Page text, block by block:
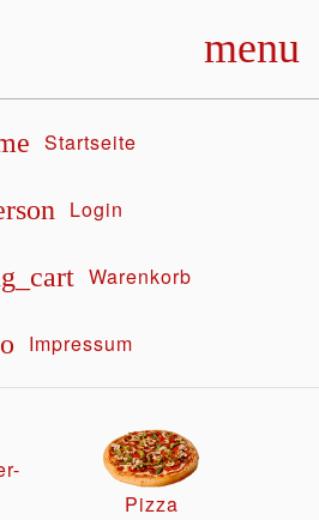
menu
Startseite
Login
Warenkorb
Impressum
Pizza